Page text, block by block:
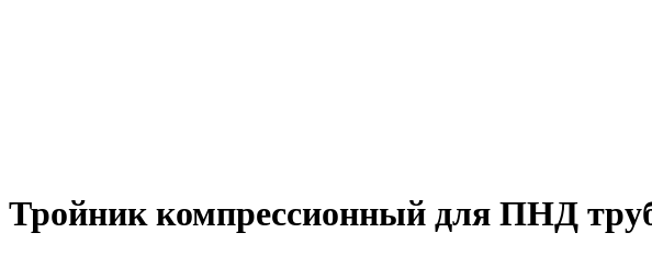
Тройник компрессионный для ПНД